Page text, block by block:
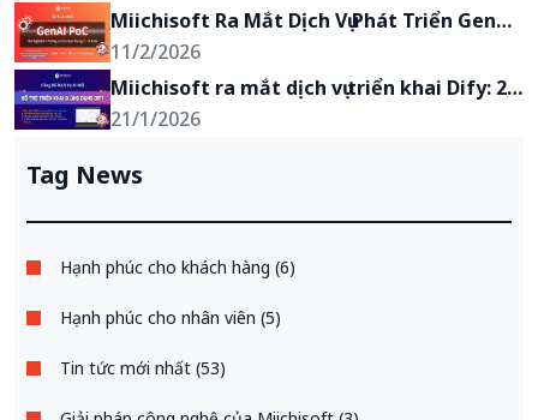
tại Okinawa, Nhật Bản
Miichisoft Ra Mắt Dịch Vụ Phát Triển GenAI
PoC – Biến Ý Tưởng Ứng Dụng GenAI Thành
Hiện Thực Chỉ Trong 2-4 Tuần
11/2/2026
Miichisoft ra mắt dịch vụ triển khai Dify: 2
tuần có chatbot AI, giảm 90% khối lượng
21/1/2026
Tag News
Hạnh phúc cho khách hàng (6)
Hạnh phúc cho nhân viên (5)
Tin tức mới nhất (53)